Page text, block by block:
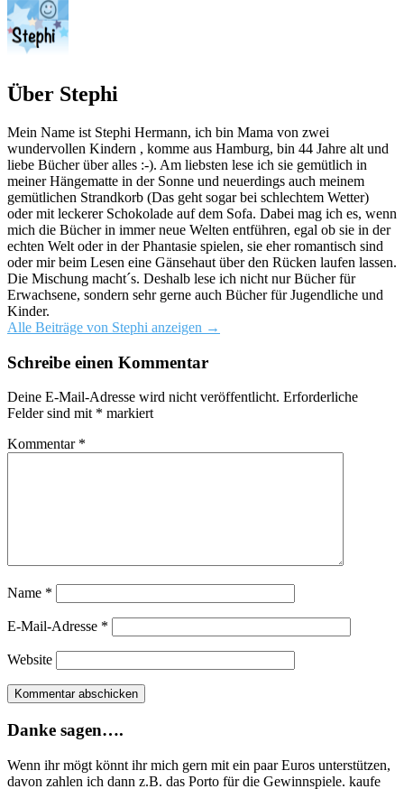
Über Stephi
Mein Name ist Stephi Hermann, ich bin Mama von zwei
wundervollen Kindern , komme aus Hamburg, bin 44 Jahre alt und
liebe Bücher über alles :-). Am liebsten lese ich sie gemütlich in
meiner Hängematte in der Sonne und neuerdings auch meinem
gemütlichen Strandkorb (Das geht sogar bei schlechtem Wetter)
oder mit leckerer Schokolade auf dem Sofa. Dabei mag ich es, wenn
mich die Bücher in immer neue Welten entführen, egal ob sie in der
echten Welt oder in der Phantasie spielen, sie eher romantisch sind
oder mir beim Lesen eine Gänsehaut über den Rücken laufen lassen.
Die Mischung macht´s. Deshalb lese ich nicht nur Bücher für
Erwachsene, sondern sehr gerne auch Bücher für Jugendliche und
Kinder.
Alle Beiträge von Stephi anzeigen →
Schreibe einen Kommentar
Deine E-Mail-Adresse wird nicht veröffentlicht. Erforderliche
Felder sind mit * markiert
Kommentar *
Name *
E-Mail-Adresse *
Website
Danke sagen….
Wenn ihr mögt könnt ihr mich gern mit ein paar Euros unterstützen,
davon zahlen ich dann z.B. das Porto für die Gewinnspiele. kaufe